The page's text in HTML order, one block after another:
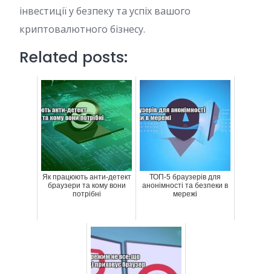
інвестиції у безпеку та успіх вашого
криптовалютного бізнесу.
Related posts:
Як працюють анти-детект
браузери та кому вони
потрібні
ТОП-5 браузерів для
анонімності та безпеки в
мережі